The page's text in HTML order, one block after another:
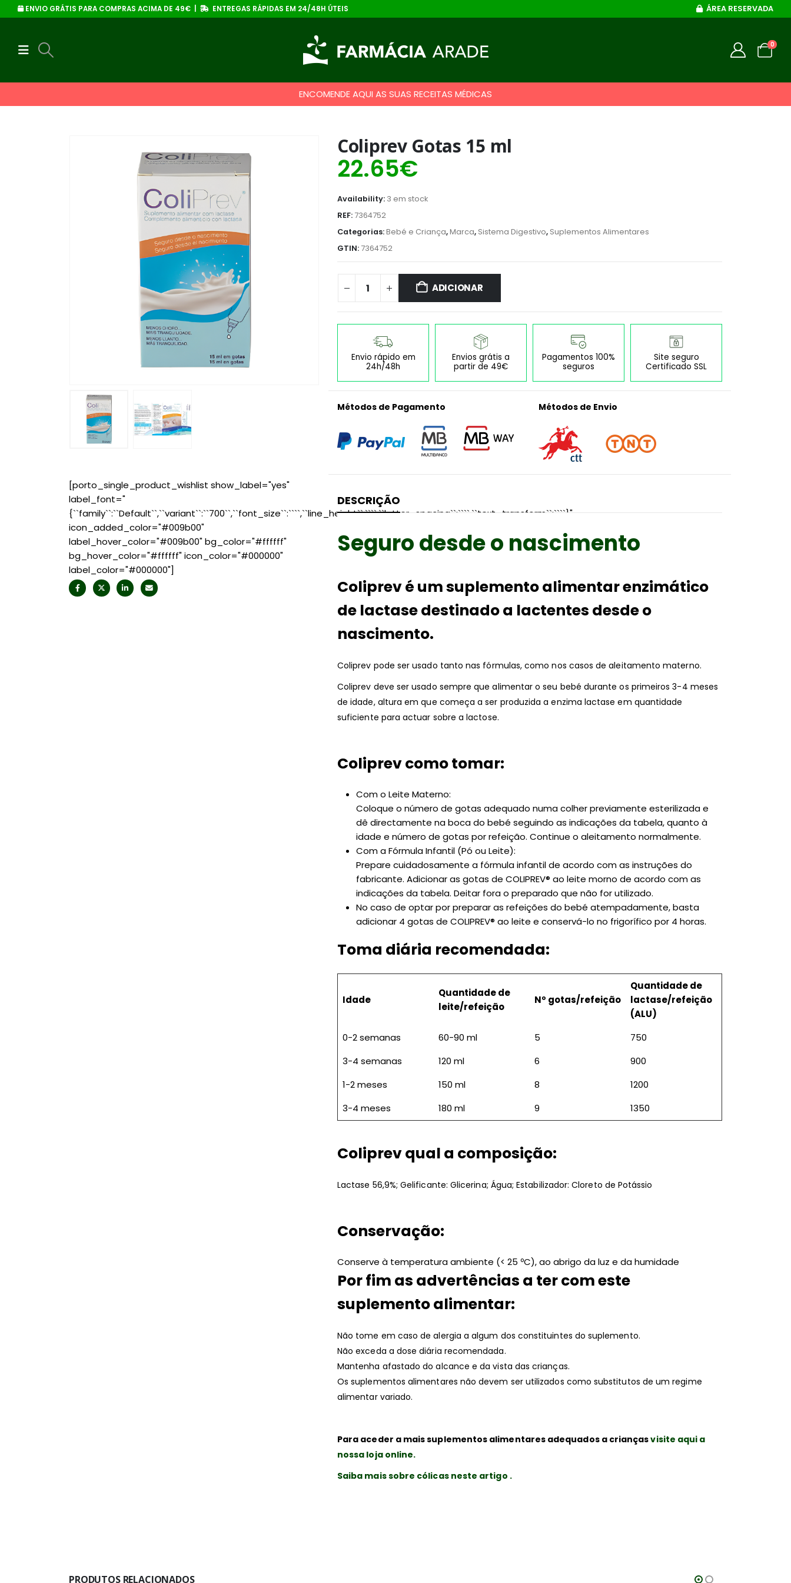
ENVIO GRÁTIS PARA COMPRAS ACIMA DE 49€ | ENTREGAS RÁPIDAS EM 24/48H ÚTEIS ÁREA RESERVADA
0
ENCOMENDE AQUI AS SUAS RECEITAS MÉDICAS
[porto_single_product_wishlist show_label="yes"
label_font="
{``family``:``Default``,``variant``:``700``,``font_size``:````,``line_height``:````,``letter_spacing``:````,``text_transform``:````}"
icon_added_color="#009b00"
label_hover_color="#009b00" bg_color="#ffffff"
bg_hover_color="#ffffff" icon_color="#000000"
label_color="#000000"]
Coliprev Gotas 15 ml
22.65€
Availability: 3 em stock
REF: 7364752
Categorias:Bebé e Criança,Marca, Sistema Digestivo, Suplementos Alimentares
GTIN: 7364752
ADICIONAR
Envio rápido em
24h/48h
Envios grátis a
partir de 49€
Pagamentos 100%
seguros
Site seguro
Certificado SSL
Métodos de Pagamento Métodos de Envio
DESCRIÇÃO
Seguro desde o nascimento
Coliprev é um suplemento alimentar enzimático
de lactase destinado a lactentes desde o
nascimento.
Coliprev pode ser usado tanto nas fórmulas, como nos casos de aleitamento materno.
Coliprev deve ser usado sempre que alimentar o seu bebé durante os primeiros 3-4 meses
de idade, altura em que começa a ser produzida a enzima lactase em quantidade
suficiente para actuar sobre a lactose.
Coliprev como tomar:
Com o Leite Materno:
Coloque o número de gotas adequado numa colher previamente esterilizada e
dê directamente na boca do bebé seguindo as indicações da tabela, quanto à
idade e número de gotas por refeição. Continue o aleitamento normalmente.
Com a Fórmula Infantil (Pó ou Leite):
Prepare cuidadosamente a fórmula infantil de acordo com as instruções do
fabricante. Adicionar as gotas de COLIPREV® ao leite morno de acordo com as
indicações da tabela. Deitar fora o preparado que não for utilizado.
No caso de optar por preparar as refeições do bebé atempadamente, basta
adicionar 4 gotas de COLIPREV® ao leite e conservá-lo no frigorífico por 4 horas.
Toma diária recomendada:
Idade
Quantidade de
leite/refeição
Nº gotas/refeição
Quantidade de
lactase/refeição
(ALU)
0-2 semanas
60-90 ml 5
750
3-4 semanas
120 ml 6
900
1-2 meses
150 ml 8
1200
3-4 meses
180 ml 9 1350
Coliprev qual a composição:
Lactase 56,9%; Gelificante: Glicerina; Água; Estabilizador: Cloreto de Potássio
Conservação:
Conserve à temperatura ambiente (< 25 ºC), ao abrigo da luz e da humidade
Por fim as advertências a ter com este
suplemento alimentar:
Não tome em caso de alergia a algum dos constituintes do suplemento.
Não exceda a dose diária recomendada.
Mantenha afastado do alcance e da vista das crianças.
Os suplementos alimentares não devem ser utilizados como substitutos de um regime
alimentar variado.
Para aceder a mais suplementos alimentares adequados a criançasvisite aqui a
nossa loja online.
Saiba mais sobre cólicas neste artigo .
PRODUTOS RELACIONADOS